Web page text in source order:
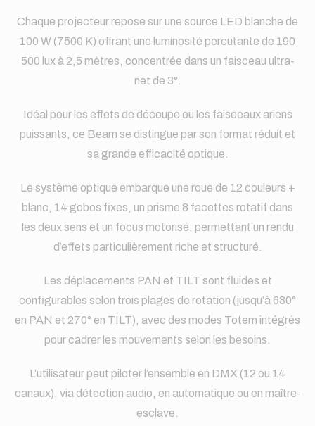
Chaque projecteur repose sur une source LED blanche de
100 W (7500 K) offrant une luminosité percutante de 190
500 lux à 2,5 mètres, concentrée dans un faisceau ultra-
net de 3°.
Idéal pour les effets de découpe ou les faisceaux ariens
puissants, ce Beam se distingue par son format réduit et
sa grande efficacité optique.
Le système optique embarque une roue de 12 couleurs +
blanc, 14 gobos fixes, un prisme 8 facettes rotatif dans
les deux sens et un focus motorisé, permettant un rendu
d’effets particulièrement riche et structuré.
Les déplacements PAN et TILT sont fluides et
configurables selon trois plages de rotation (jusqu’à 630°
en PAN et 270° en TILT), avec des modes Totem intégrés
pour cadrer les mouvements selon les besoins.
L’utilisateur peut piloter l’ensemble en DMX (12 ou 14
canaux), via détection audio, en automatique ou en maître-
esclave.